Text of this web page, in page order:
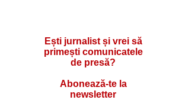
Ești jurnalist și vrei să
primești comunicatele
de presă?
Abonează-te la
newsletter